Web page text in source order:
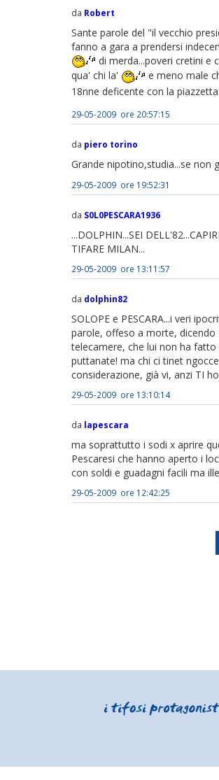
da Robert
Sante parole del "il vecchio
fanno a gara a prendersi
di merda...poveri cretini e
qua' chi la'
e meno male
18nne deficente con la
29-05-2009 ore 20:57:15
da piero torino
Grande nipotino,studia...se non
29-05-2009 ore 19:52:31
da S0L0PESCARA1936
...DOLPHIN...SEI
TIFARE MILAN...
29-05-2009 ore 13:11:57
da dolphin82
SOLOPE e PESCARA...i veri
parole, offeso a morte, dicendo
telecamere, che lui non ha
puttanate! ma chi ci tinet
considerazione, già vi, anzi TI
29-05-2009 ore 13:10:14
da lapescara
ma soprattutto i sodi x aprire
Pescaresi che hanno aperto i
con soldi e guadagni facili ma
29-05-2009 ore 12:42:25